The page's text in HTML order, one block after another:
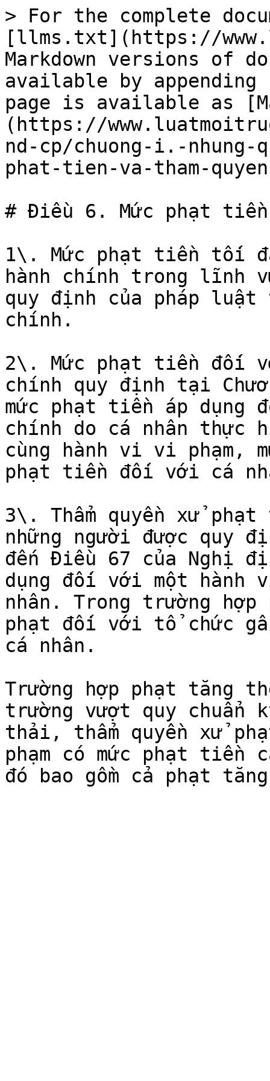
> For the complete
[llms.txt](https://
Markdown versions of
available by
page is available as
(https://
nd-cp/chuong-i.-nhung-
phat-tien-va-tham-
# Điều 6. Mức phạt tiền
1\. Mức phạt tiền tối
hành chính trong lĩnh
quy định của pháp luật
chính.
2\. Mức phạt tiền đối
chính quy định tại
mức phạt tiền áp dụng
chính do cá nhân
cùng hành vi vi phạm,
phạt tiền đối với cá
3\. Thẩm quyền xử phạt
những người được quy
đến Điều 67 của Nghị
dụng đối với một hành
nhân. Trong trường
phạt đối với tổ chức
cá nhân.
Trường hợp phạt tăng
trường vượt quy chuẩn
thải, thẩm quyền xử
phạm có mức phạt tiền